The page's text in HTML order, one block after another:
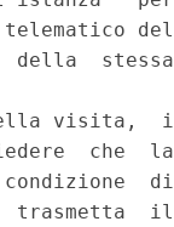
del
stessa
visita,  i
che  la
di
trasmetta  il